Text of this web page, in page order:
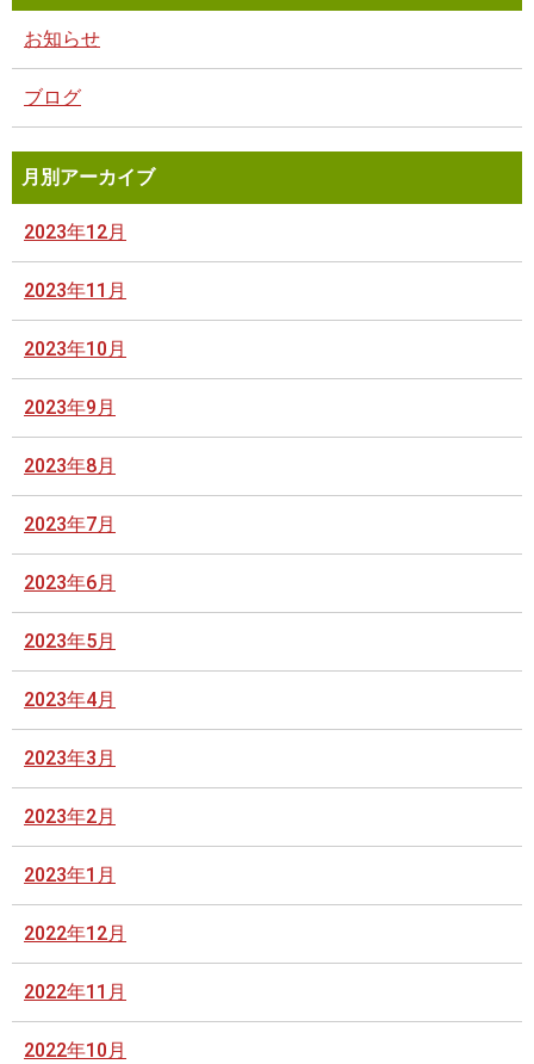
お知らせ
ブログ
月別アーカイブ
2023年12月
2023年11月
2023年10月
2023年9月
2023年8月
2023年7月
2023年6月
2023年5月
2023年4月
2023年3月
2023年2月
2023年1月
2022年12月
2022年11月
2022年10月